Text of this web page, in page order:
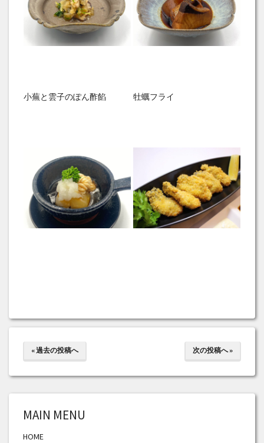
小蕪と雲子のぽん酢餡 牡蠣フライ
« 過去の投稿へ 次の投稿へ »
MAIN MENU
HOME